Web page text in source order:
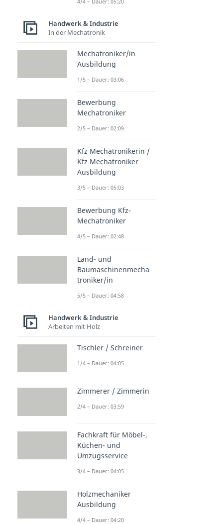
Handwerk & Industrie
In der Mechatronik
Mechatroniker/in
Ausbildung
1/5 – Dauer: 03:06
Bewerbung
Mechatroniker
2/5 – Dauer: 02:09
Kfz Mechatronikerin /
Kfz Mechatroniker
Ausbildung
3/5 – Dauer: 05:03
Bewerbung Kfz-
Mechatroniker
4/5 – Dauer: 02:48
Land- und
Baumaschinenmecha
troniker/in
5/5 – Dauer: 04:58
Handwerk & Industrie
Arbeiten mit Holz
Tischler / Schreiner
1/4 – Dauer: 04:05
Zimmerer / Zimmerin
2/4 – Dauer: 03:59
Fachkraft für Möbel-,
Küchen- und
Umzugsservice
3/4 – Dauer: 04:05
Holzmechaniker
Ausbildung
4/4 – Dauer: 04:20